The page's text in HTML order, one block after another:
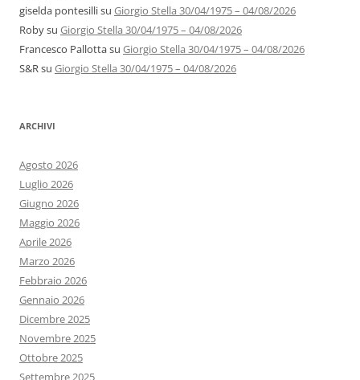
giselda pontesillisu Giorgio Stella 30/04/1975 – 04/08/2026
Robysu Giorgio Stella 30/04/1975 – 04/08/2026
Francesco Pallottasu Giorgio Stella 30/04/1975 – 04/08/2026
S&Rsu Giorgio Stella 30/04/1975 – 04/08/2026
ARCHIVI
Agosto 2026
Luglio 2026
Giugno 2026
Maggio 2026
Aprile 2026
Marzo 2026
Febbraio 2026
Gennaio 2026
Dicembre 2025
Novembre 2025
Ottobre 2025